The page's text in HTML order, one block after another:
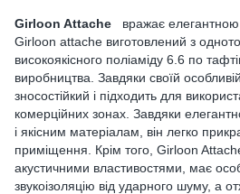
Girloon Attache
вражає
Girloon attache виготовлений з
високоякісного поліаміду 6.6 по
виробництва. Завдяки своїй
зносостійкий і підходить для
комерційних зонах. Завдяки
і якісним матеріалам, він легко
приміщення. Крім того, Girloon
акустичними властивостями, має
звукоізоляцію від ударного шуму, а